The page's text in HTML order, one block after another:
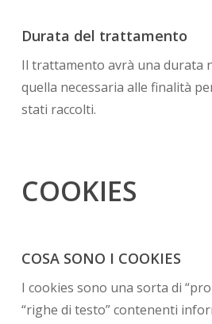
Durata del trattamento
Il trattamento avrà una durata
quella necessaria alle finalità
stati raccolti.
COOKIES
COSA SONO I COOKIES
I cookies sono una sorta di
“righe di testo” contenenti